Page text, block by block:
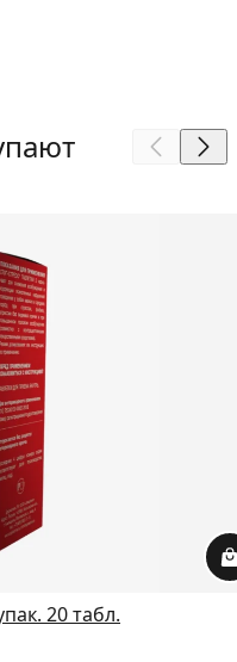
20 табл.